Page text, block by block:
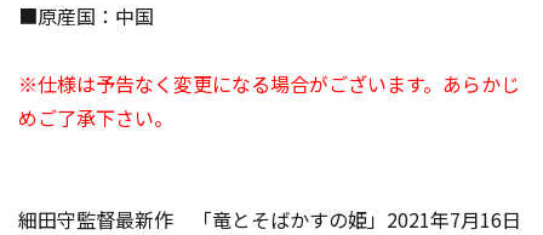
■原産国：中国
※仕様は予告なく変更になる場合がございます。あらかじ
めご了承下さい。
細田守監督最新作 「竜とそばかすの姫」2021年7月16日